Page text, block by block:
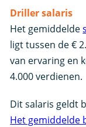
Driller salaris
Het gemiddelde
ligt tussen de €
van ervaring en
4.000 verdienen.
Dit salaris geldt
Het gemiddelde